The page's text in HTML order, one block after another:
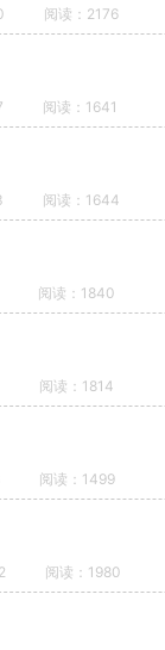
阅读：2176
阅读：1641
阅读：1644
阅读：1840
阅读：1814
阅读：1499
阅读：1980